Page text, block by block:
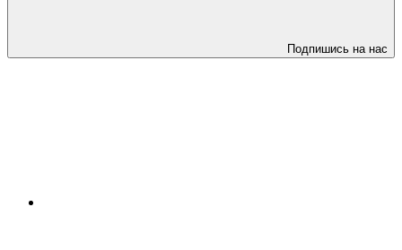
Подпишись на нас